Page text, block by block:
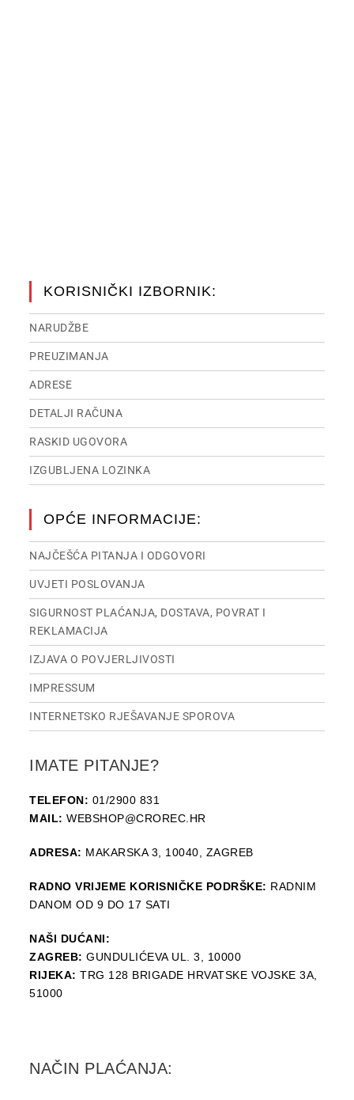
KORISNIČKI IZBORNIK:
NARUDŽBE
PREUZIMANJA
ADRESE
DETALJI RAČUNA
RASKID UGOVORA
IZGUBLJENA LOZINKA
OPĆE INFORMACIJE:
NAJČEŠĆA PITANJA I ODGOVORI
UVJETI POSLOVANJA
SIGURNOST PLAĆANJA, DOSTAVA, POVRAT I
REKLAMACIJA
IZJAVA O POVJERLJIVOSTI
IMPRESSUM
INTERNETSKO RJEŠAVANJE SPOROVA
IMATE PITANJE?
TELEFON: 01/2900 831
MAIL: WEBSHOP@CROREC.HR
ADRESA: MAKARSKA 3, 10040, ZAGREB
RADNO VRIJEME KORISNIČKE PODRŠKE: RADNIM
DANOM OD 9 DO 17 SATI
NAŠI DUĆANI:
ZAGREB: GUNDULIĆEVA UL. 3, 10000
RIJEKA: TRG 128 BRIGADE HRVATSKE VOJSKE 3A,
51000
NAČIN PLAĆANJA: